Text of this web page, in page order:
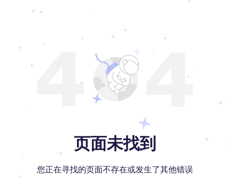
页面未找到
您正在寻找的页面不存在或发生了其他错误